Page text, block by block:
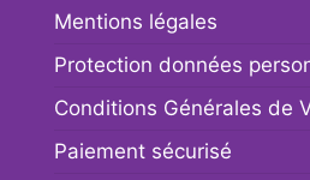
Mentions légales
Protection données
Conditions Générales de
Paiement sécurisé